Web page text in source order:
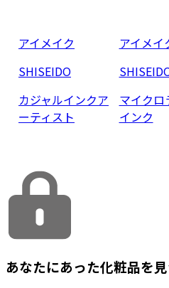
アイメイク
SHISEIDO
カジャルインクア
ーティスト
アイメイ
マイクロ
インク
あなたにあった化粧品を見